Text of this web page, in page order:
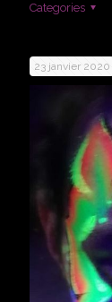
Categories
23 janvier 2020